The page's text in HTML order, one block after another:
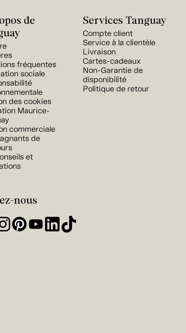
de
fréquentes
sociale
des cookies
Maurice-
commerciale
de
et
Services Tanguay
Compte client
Service à la clientèle
Livraison
Cartes-cadeaux
Non-Garantie de
disponibilité
Politique de retour
nous